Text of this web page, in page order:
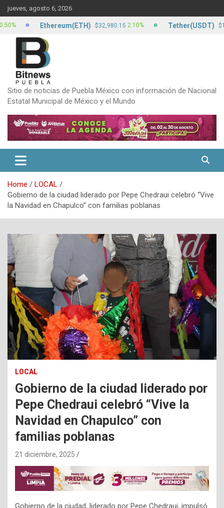
Skip
to
content
jueves, agosto 6, 2026
Sitio de noticias de Puebla México con información de Nacional
Estatal Municipal de México y el Mundo
Home
LOCAL
Gobierno de la ciudad liderado por Pepe Chedraui celebró “Vive
la Navidad en Chapulco” con familias poblanas
LOCAL
Gobierno de la ciudad liderado por
Pepe Chedraui celebró “Vive la
Navidad en Chapulco” con
familias poblanas
21 diciembre, 2025
Gobierno de la ciudad, liderado por Pepe Chedraui, impulsó
Ethereum(ETH) $32,980.15 2.10% Tether(USDT) $17.24